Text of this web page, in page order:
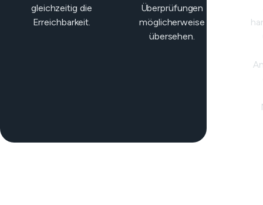
gleichzeitig die
Erreichbarkeit.
Überprüfungen
möglicherweise
übersehen.